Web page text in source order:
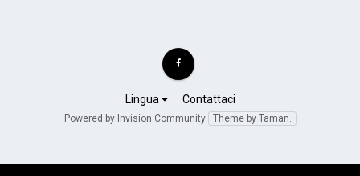
Lingua Contattaci
Powered by Invision Community Theme by Taman.